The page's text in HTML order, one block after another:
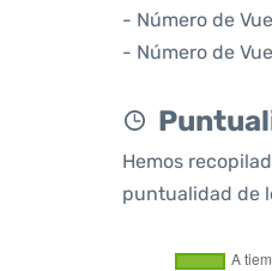
- Número de
- Número de
Hemos
puntualidad de